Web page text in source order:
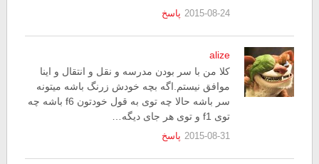
2015-08-24 پاسخ
alize
کلا من با سر بودن مدرسه و نقل و انتقال و اینا
موافق نیستم.اگه بچه خودش زرنگ باشه میتونه
سر باشه حالا چه توی به قول خودتون f6 باشه چه
توی f1 و توی هر جای دیگه…
2015-08-31 پاسخ